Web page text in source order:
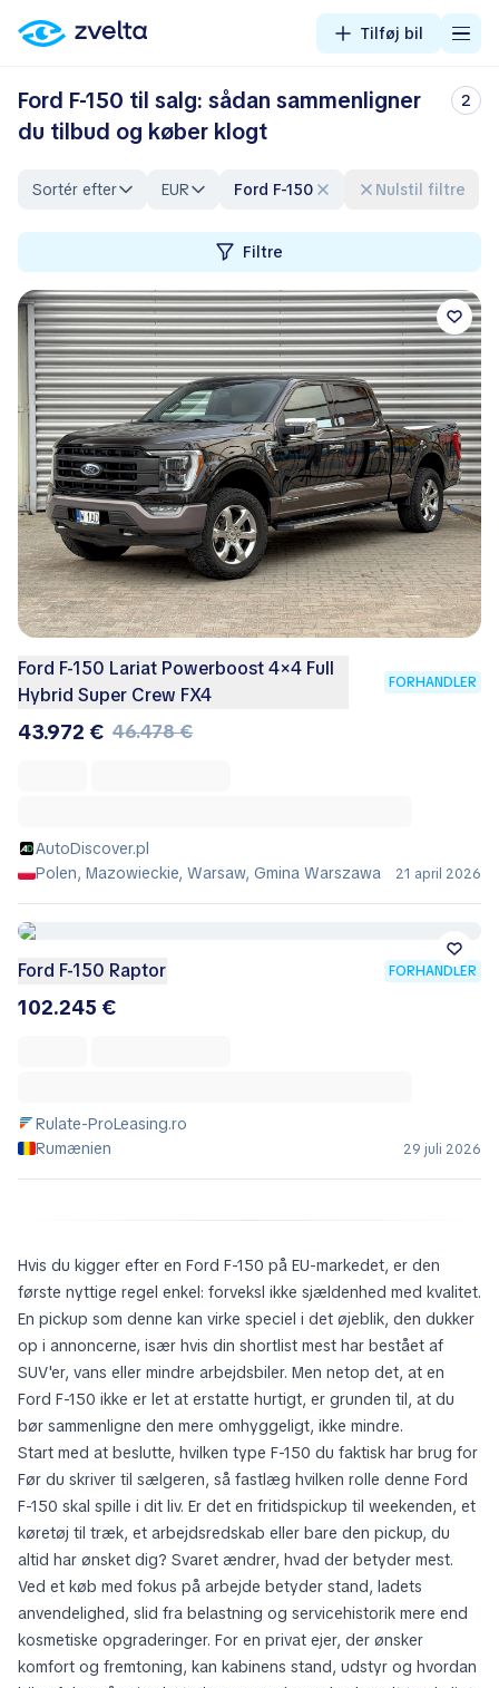
Tilføj bil
Ford F-150 til salg: sådan sammenligner
du tilbud og køber klogt
2
Sortér efter EUR Ford F-150 Nulstil filtre
Filtre
Ford F-150 Lariat Powerboost 4×4 Full
Hybrid Super Crew FX4
FORHANDLER
43.972 € 46.478 €
AutoDiscover.pl
Polen, Mazowieckie, Warsaw, Gmina Warszawa
21 april 2026
Ford F-150 Raptor FORHANDLER
102.245 €
Rulate-ProLeasing.ro
Rumænien
29 juli 2026
Hvis du kigger efter en Ford F-150 på EU-markedet, er den
første nyttige regel enkel: forveksl ikke sjældenhed med kvalitet.
En pickup som denne kan virke speciel i det øjeblik, den dukker
op i annoncerne, især hvis din shortlist mest har bestået af
SUV'er, vans eller mindre arbejdsbiler. Men netop det, at en
Ford F-150 ikke er let at erstatte hurtigt, er grunden til, at du
bør sammenligne den mere omhyggeligt, ikke mindre.
Start med at beslutte, hvilken type F-150 du faktisk har brug for
Før du skriver til sælgeren, så fastlæg hvilken rolle denne Ford
F-150 skal spille i dit liv. Er det en fritidspickup til weekenden, et
køretøj til træk, et arbejdsredskab eller bare den pickup, du
altid har ønsket dig? Svaret ændrer, hvad der betyder mest.
Ved et køb med fokus på arbejde betyder stand, ladets
anvendelighed, slid fra belastning og servicehistorik mere end
kosmetiske opgraderinger. For en privat ejer, der ønsker
komfort og fremtoning, kan kabinens stand, udstyr og hvordan